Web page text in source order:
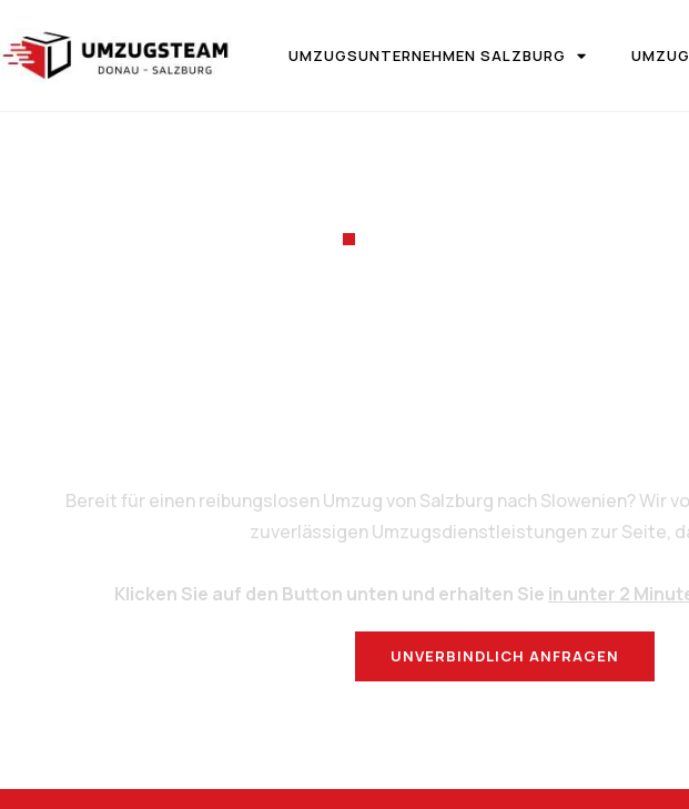
UMZUGSUNTERNEHMEN SALZBURG
Bereit für einen reibungslosen Umzug von Salzburg nach Slowenien? Wir
zuverlässigen Umzugsdienstleistungen zur Seite,
Klicken Sie auf den Button unten und erhalten Sie in unter 2
UNVERBINDLICH ANFRAGEN